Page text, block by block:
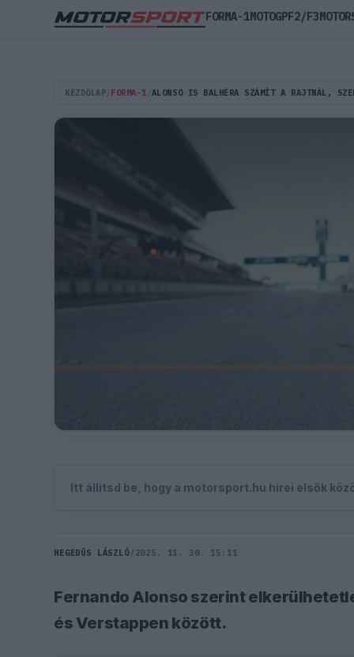
KEZDŐLAP FORMA-1 ALONSO IS BALHÉRA SZÁMÍT A RAJTNÁL,
Itt állítsd be, hogy a motorsport.hu hírei elsők
HEGEDŰS LÁSZLÓ/ 2025. 11. 30. 15:11
Fernando Alonso szerint
és Verstappen között.
FORMA-1MOTOGPF2/F3